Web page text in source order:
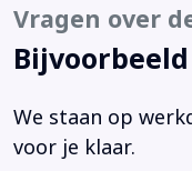
DAB Radio (Digital
Dodehoek detector
Elektrisch
Getinte matrix led
Vragen over
We staan op
voor je klaar.